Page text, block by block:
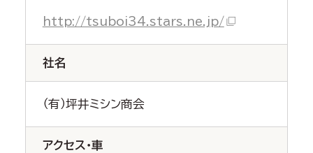
http://tsuboi34.stars.ne.jp/
社名
（有）坪井ミシン商会
アクセス・車